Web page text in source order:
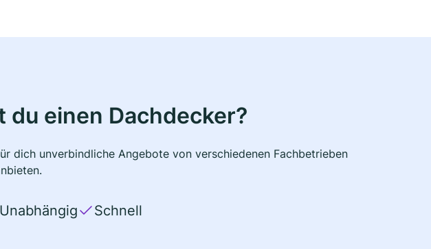
einen Dachdecker?
dich unverbindliche Angebote von verschiedenen Fachbetrieben
Unabhängig Schnell